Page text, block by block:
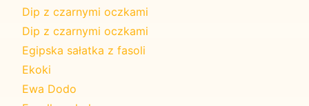
Dip z czarnymi oczkami
Dip z czarnymi oczkami
Egipska sałatka z fasoli
Ekoki
Ewa Dodo